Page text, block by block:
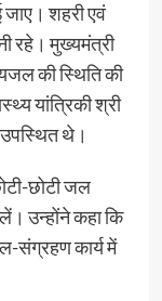
जाए। शहरी एवं
रहे। मुख्यमंत्री
की स्थिति की
यांत्रिकी श्री
उपस्थित थे।
छोटी जल
उन्होंने कहा कि
संग्रहण कार्य में